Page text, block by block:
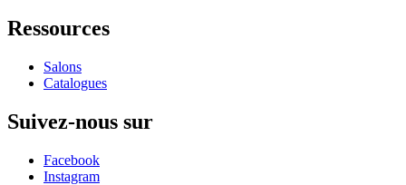
Ressources
Salons
Catalogues
Suivez-nous sur
Facebook
Instagram